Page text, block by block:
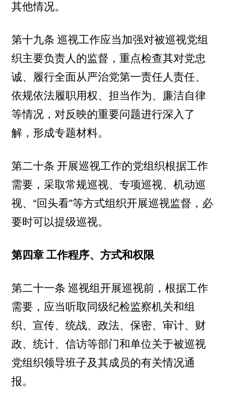
其他情况。
第十九条 巡视工作应当加强对被巡视党组
织主要负责人的监督，重点检查其对党忠
诚、履行全面从严治党第一责任人责任、
依规依法履职用权、担当作为、廉洁自律
等情况，对反映的重要问题进行深入了
解，形成专题材料。
第二十条 开展巡视工作的党组织根据工作
需要，采取常规巡视、专项巡视、机动巡
视、“回头看”等方式组织开展巡视监督，必
要时可以提级巡视。
第四章 工作程序、方式和权限
第二十一条 巡视组开展巡视前，根据工作
需要，应当听取同级纪检监察机关和组
织、宣传、统战、政法、保密、审计、财
政、统计、信访等部门和单位关于被巡视
党组织领导班子及其成员的有关情况通
报。